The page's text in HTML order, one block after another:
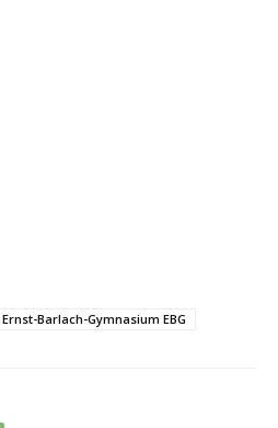
Ernst-Barlach-Gymnasium EBG